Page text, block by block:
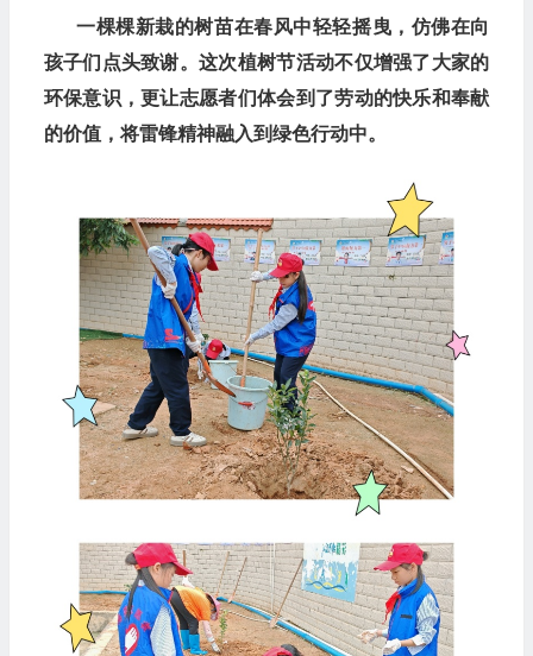
一棵棵新栽的树苗在春风中轻轻摇曳，仿佛在向
孩子们点头致谢。这次植树节活动不仅增强了大家的
环保意识，更让志愿者们体会到了劳动的快乐和奉献
的价值，将雷锋精神融入到绿色行动中。